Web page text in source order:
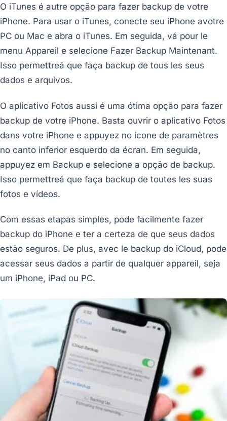
O iTunes é autre opção para fazer backup de votre
iPhone. Para usar o iTunes, conecte seu iPhone avotre
PC ou Mac e abra o iTunes. Em seguida, vá pour le
menu Appareil e selecione Fazer Backup Maintenant.
Isso permettreá que faça backup de tous les seus
dados e arquivos.
O aplicativo Fotos aussi é uma ótima opção para fazer
backup de votre iPhone. Basta ouvrir o aplicativo Fotos
dans votre iPhone e appuyez no ícone de paramètres
no canto inferior esquerdo da écran. Em seguida,
appuyez em Backup e selecione a opção de backup.
Isso permettreá que faça backup de toutes les suas
fotos e vídeos.
Com essas etapas simples, pode facilmente fazer
backup do iPhone e ter a certeza de que seus dados
estão seguros. De plus, avec le backup do iCloud, pode
acessar seus dados a partir de qualquer appareil, seja
um iPhone, iPad ou PC.